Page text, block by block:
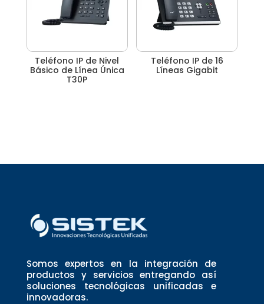
Teléfono IP de Nivel
Básico de Línea Única
T30P
Teléfono IP de 16
Líneas Gigabit
Somos expertos en la integración de
productos y servicios entregando así
soluciones tecnológicas unificadas e
innovadoras.